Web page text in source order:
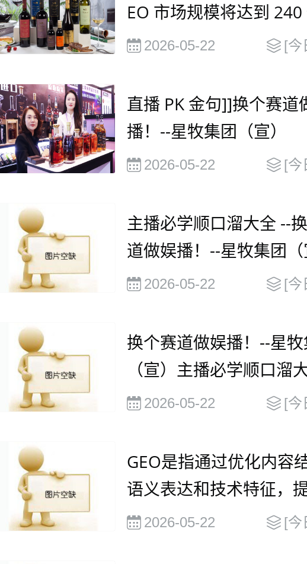
EO 市场规模将达到 240
元，并在2030年有望达
2026-05-22 [今
直播 PK 金句]]换个赛道
播！--星牧集团（宣）
2026-05-22 [今
主播必学顺口溜大全 --
道做娱播！--星牧集团（
2026-05-22 [今
换个赛道做娱播！--星
（宣）主播必学顺口溜
2026-05-22 [今
GEO是指通过优化内容结
语义表达和技术特征，
被大语言模型（
2026-05-22 [今